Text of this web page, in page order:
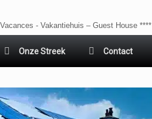
- Vakantiehuis – Guest House ****
Onze Streek Contact